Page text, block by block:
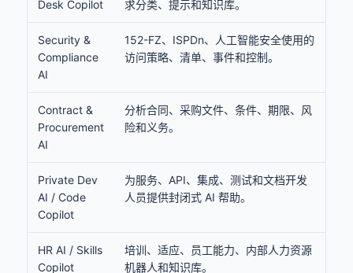
Desk Copilot 求分类、提示和知识库。
Security &
Compliance
AI
152-FZ、ISPDn、人工智能安全使用的
访问策略、清单、事件和控制。
Contract &
Procurement
AI
分析合同、采购文件、条件、期限、风
险和义务。
Private Dev
AI / Code
Copilot
为服务、API、集成、测试和文档开发
人员提供封闭式 AI 帮助。
HR AI / Skills
Copilot
培训、适应、员工能力、内部人力资源
机器人和知识库。